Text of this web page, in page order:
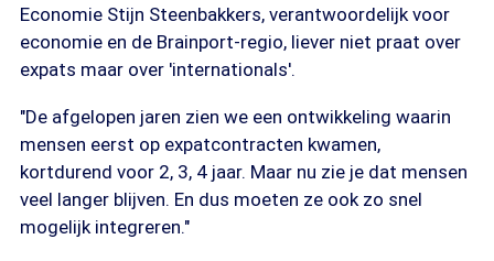
Economie Stijn Steenbakkers, verantwoordelijk voor
economie en de Brainport-regio, liever niet praat over
expats maar over 'internationals'.
"De afgelopen jaren zien we een ontwikkeling waarin
mensen eerst op expatcontracten kwamen,
kortdurend voor 2, 3, 4 jaar. Maar nu zie je dat mensen
veel langer blijven. En dus moeten ze ook zo snel
mogelijk integreren."